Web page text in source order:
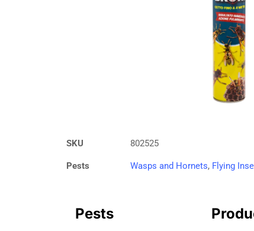
SKU 802525
Pests Wasps and Hornets, Flying
Pests